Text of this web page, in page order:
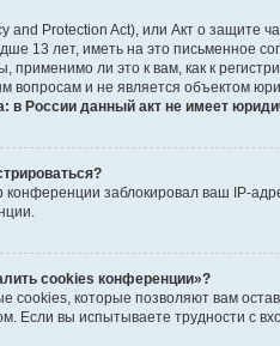
and Protection Act), или Акт о защите
13 лет, иметь на это письменное
применимо ли это к вам, как к
вопросам и не является объектом
в России данный акт не имеет
заблокировал ваш IP-
cookies конференции»?
cookies, которые позволяют вам
Если вы испытываете трудности с